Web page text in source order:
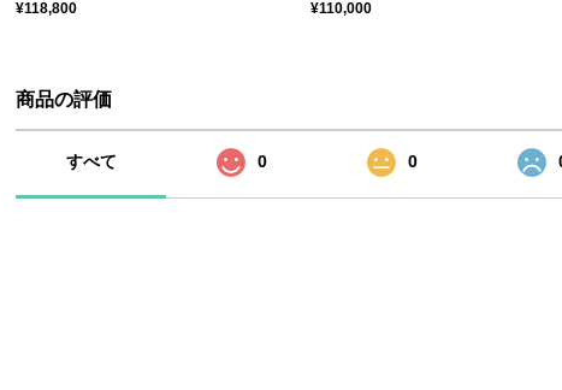
¥118,800 ¥110,000
商品の評価
すべて 0 0